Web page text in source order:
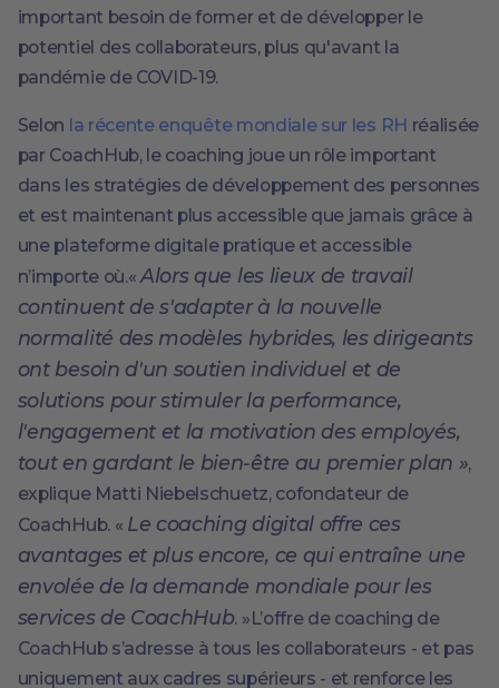
important besoin de former et de développer le
potentiel des collaborateurs, plus qu'avant la
pandémie de COVID-19.
Selon la récente enquête mondiale sur les RH réalisée
par CoachHub, le coaching joue un rôle important
dans les stratégies de développement des personnes
et est maintenant plus accessible que jamais grâce à
une plateforme digitale pratique et accessible
n’importe où.«Alors que les lieux de travail
continuent de s'adapter à la nouvelle
normalité des modèles hybrides, les dirigeants
ont besoin d'un soutien individuel et de
solutions pour stimuler la performance,
l'engagement et la motivation des employés,
tout en gardant le bien-être au premier plan »,
explique Matti Niebelschuetz, cofondateur de
CoachHub. « Le coaching digital offre ces
avantages et plus encore, ce qui entraîne une
envolée de la demande mondiale pour les
services de CoachHub. »L’offre de coaching de
CoachHub s’adresse à tous les collaborateurs - et pas
uniquement aux cadres supérieurs - et renforce les